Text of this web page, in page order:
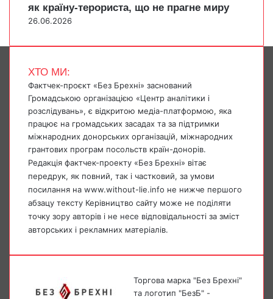
як країну-терориста, що не прагне миру
26.06.2026
ХТО МИ:
Фактчек-проєкт «Без Брехні» заснований
Громадською організацією «Центр аналітики і
розслідувань», є відкритою медіа-платформою, яка
працює на громадських засадах та за підтримки
міжнародних донорських організацій, міжнародних
грантових програм посольств країн-донорів.
Редакція фактчек-проекту «Без Брехні» вітає
передрук, як повний, так і частковий, за умови
посилання на www.without-lie.info не нижче першого
абзацу тексту Керівництво сайту може не поділяти
точку зору авторів і не несе відповідальності за зміст
авторських і рекламних матеріалів.
Торгова марка "Без Брехні"
та логотип "БезБ" -